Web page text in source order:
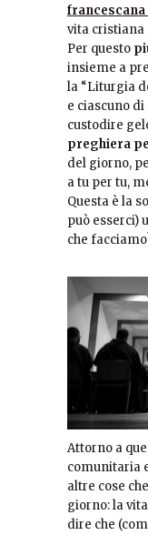
vita cristiana
Per questo
insieme a
la “Liturgia
e ciascuno
custodire
preghiera
del giorno,
a tu per tu,
Questa è la
può esserci)
che
Attorno a
comunitaria
altre cose
giorno: la
dire che